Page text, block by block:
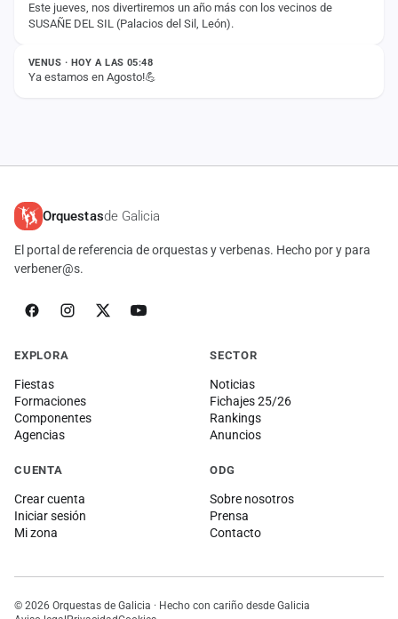
Este jueves, nos divertiremos un año más con los vecinos de
SUSAÑE DEL SIL (Palacios del Sil, León).
ESTADO
VENUS · HOY A LAS 05:48
Ya estamos en Agosto!💪
Orquestasde Galicia
El portal de referencia de orquestas y verbenas. Hecho por y para
verbener@s.
EXPLORA
Fiestas
Formaciones
Componentes
Agencias
SECTOR
Noticias
Fichajes 25/26
Rankings
Anuncios
CUENTA
Crear cuenta
Iniciar sesión
Mi zona
ODG
Sobre nosotros
Prensa
Contacto
© 2026 Orquestas de Galicia · Hecho con cariño desde Galicia